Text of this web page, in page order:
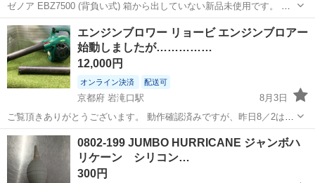
ゼノア EBZ7500 (背負い式) 箱から出していない新品未使用です。 商
品の画像はメーカーカタログのを使用しています。 近くなら持ってい
きます。 宜しくお願いします。
大阪 阪南市 鳥取ノ荘駅 その他
エンジンブロワー リョービ エンジンブロアー
始動しましたが……………
12,000円
オンライン決済 配送可
京都府 岩滝口駅
8月3日
ご覧頂きありがとうございます。 動作確認済みですが、昨日8／2は、
エンジン始動しましたが、本日 出品するのにリコイルスターターを引
っ張ってもウンともスンとも 始動出来ません。 知識の有る方でお願
い...
京都 与謝郡
0802-199 JUMBO HURRICANE ジャンボハ
リケーン シリコン…
300円